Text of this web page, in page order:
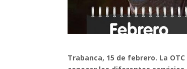
Trabanca, 15 de febrero. La